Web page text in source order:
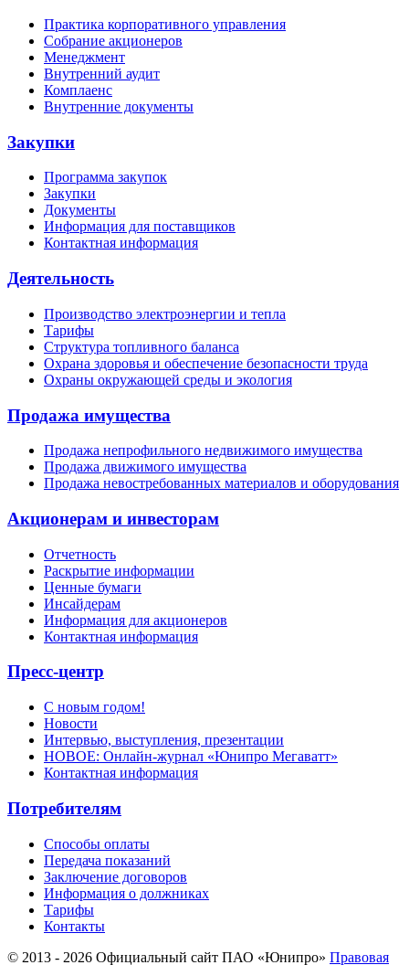
Практика корпоративного управления
Собрание акционеров
Менеджмент
Внутренний аудит
Комплаенс
Внутренние документы
Закупки
Программа закупок
Закупки
Документы
Информация для поставщиков
Контактная информация
Деятельность
Производство электроэнергии и тепла
Тарифы
Структура топливного баланса
Охрана здоровья и обеспечение безопасности труда
Охраны окружающей среды и экология
Продажа имущества
Продажа непрофильного недвижимого имущества
Продажа движимого имущества
Продажа невостребованных материалов и оборудования
Акционерам и инвесторам
Отчетность
Раскрытие информации
Ценные бумаги
Инсайдерам
Информация для акционеров
Контактная информация
Пресс-центр
С новым годом!
Новости
Интервью, выступления, презентации
НОВОЕ: Онлайн-журнал «Юнипро Мегаватт»
Контактная информация
Потребителям
Способы оплаты
Передача показаний
Заключение договоров
Информация о должниках
Тарифы
Контакты
© 2013 - 2026 Официальный сайт ПАО «Юнипро» Правовая